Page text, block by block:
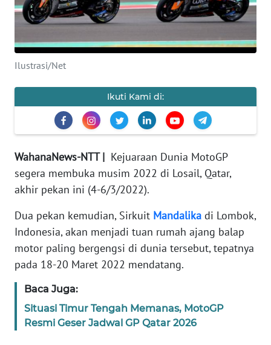
Ilustrasi/Net
Ikuti Kami di:
WahanaNews-NTT | Kejuaraan Dunia MotoGP
segera membuka musim 2022 di Losail, Qatar,
akhir pekan ini (4-6/3/2022).
Dua pekan kemudian, Sirkuit Mandalika di Lombok,
Indonesia, akan menjadi tuan rumah ajang balap
motor paling bergengsi di dunia tersebut, tepatnya
pada 18-20 Maret 2022 mendatang.
Baca Juga:
Situasi Timur Tengah Memanas, MotoGP
Resmi Geser Jadwal GP Qatar 2026
Informasi
BERITA
KAMI
IKLAN
KAMI
PEDOMAN
MEDIA
SIBER
REDAKSI
KARIR